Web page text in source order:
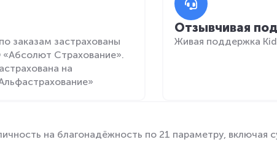
заказам застрахованы
Страхование».
на
Отзывчивая
Живая поддержка
на благонадёжность по 21 параметру, включая